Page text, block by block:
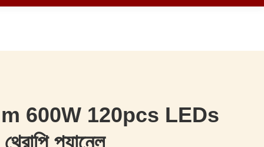
600W 120pcs LEDs
প্যানেল